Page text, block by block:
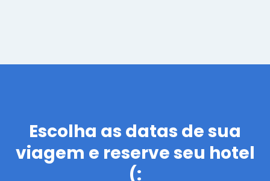
Escolha as datas de sua
viagem e reserve seu hotel
(: